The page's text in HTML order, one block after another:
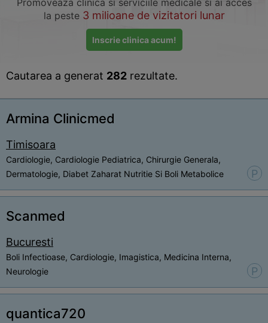
Promoveaza clinica si serviciile medicale si ai acces
la peste 3 milioane de vizitatori lunar
Inscrie clinica acum!
Cautarea a generat 282 rezultate.
Armina Clinicmed
Timisoara
Cardiologie, Cardiologie Pediatrica, Chirurgie Generala,
Dermatologie, Diabet Zaharat Nutritie Si Boli Metabolice
P
Scanmed
Bucuresti
Boli Infectioase, Cardiologie, Imagistica, Medicina Interna,
Neurologie
P
quantica720